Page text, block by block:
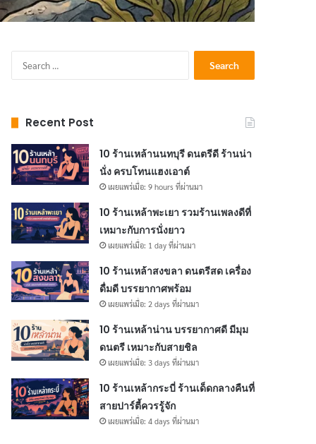
Search
for:
Recent Post
10 ร้านเหล้านนทบุรี ดนตรีดี ร้านน่า
นั่ง ครบโทนแฮงเอาต์
เผยแพร่เมื่อ: 9 hours ที่ผ่านมา
10 ร้านเหล้าพะเยา รวมร้านเพลงดีที่
เหมาะกับการนั่งยาว
เผยแพร่เมื่อ: 1 day ที่ผ่านมา
10 ร้านเหล้าสงขลา ดนตรีสด เครื่อง
ดื่มดี บรรยากาศพร้อม
เผยแพร่เมื่อ: 2 days ที่ผ่านมา
10 ร้านเหล้าน่าน บรรยากาศดี มีมุม
ดนตรี เหมาะกับสายชิล
เผยแพร่เมื่อ: 3 days ที่ผ่านมา
10 ร้านเหล้ากระบี่ ร้านเด็ดกลางคืนที่
สายปาร์ตี้ควรรู้จัก
เผยแพร่เมื่อ: 4 days ที่ผ่านมา